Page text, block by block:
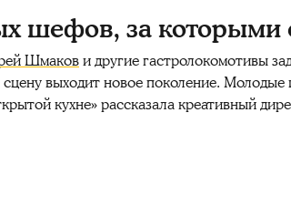
шефов, за которыми
Шмакови другие гастролокомотивы
сцену выходит новое поколение.
кухне» рассказала креативный